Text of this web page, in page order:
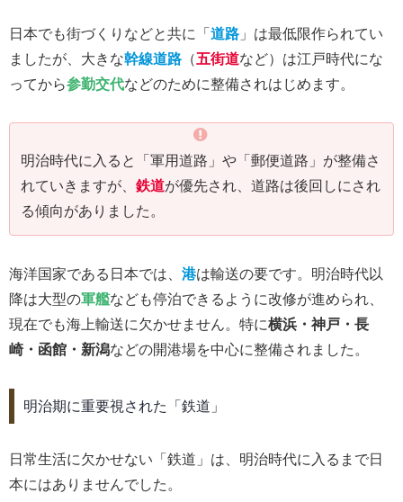
日本でも街づくりなどと共に「 道路 」は最低限作られてい
ましたが、大きな幹線道路 （五街道など）は江戸時代にな
ってから参勤交代などのために整備されはじめます。
明治時代に入ると「軍用道路」や「郵便道路」が整備さ
れていきますが、 鉄道が優先され、道路は後回しにされ
る傾向がありました。
海洋国家である日本では、 港は輸送の要です。明治時代以
降は大型の軍艦なども停泊できるように改修が進められ、
現在でも海上輸送に欠かせません。特に横浜・神戸・長
崎・函館・新潟などの開港場を中心に整備されました。
明治期に重要視された「鉄道」
日常生活に欠かせない「鉄道」は、明治時代に入るまで日
本にはありませんでした。